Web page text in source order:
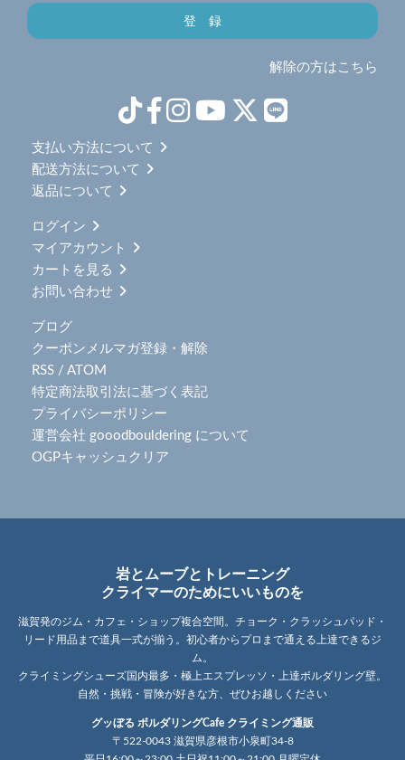
解除の方はこちら
支払い方法について
配送方法について
返品について
ログイン
マイアカウント
カートを見る
お問い合わせ
ブログ
クーポンメルマガ登録・解除
RSS / ATOM
特定商法取引法に基づく表記
プライバシーポリシー
運営会社 gooodbouldering について
OGPキャッシュクリア
岩とムーブとトレーニング
クライマーのためにいいものを
滋賀発のジム・カフェ・ショップ複合空間。チョーク・クラッシュパッド・
リード用品まで道具一式が揃う。初心者からプロまで通える上達できるジ
ム。
クライミングシューズ国内最多・極上エスプレッソ・上達ボルダリング壁。
自然・挑戦・冒険が好きな方、ぜひお越しください
グッぼる ボルダリングCafe クライミング通販
〒522-0043 滋賀県彦根市小泉町34-8